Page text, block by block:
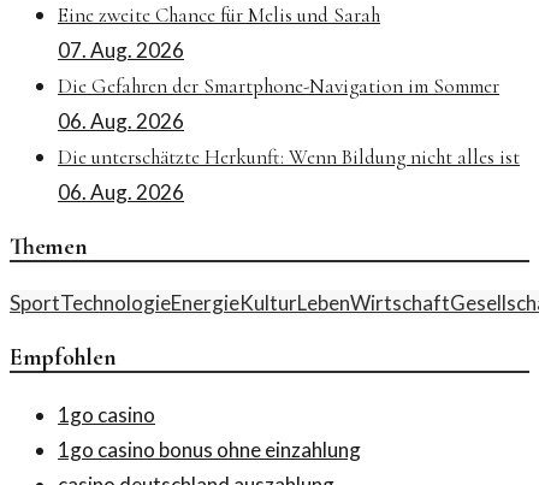
Eine zweite Chance für Melis und Sarah
07. Aug. 2026
Die Gefahren der Smartphone-Navigation im Sommer
06. Aug. 2026
Die unterschätzte Herkunft: Wenn Bildung nicht alles ist
06. Aug. 2026
Themen
SportTechnologieEnergieKulturLebenWirtschaft
Empfohlen
1go casino
1go casino bonus ohne einzahlung